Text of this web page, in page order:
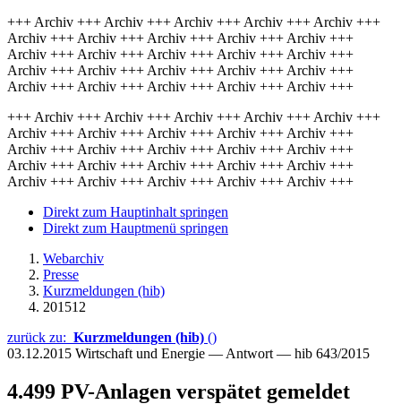
+++ Archiv +++ Archiv +++ Archiv +++ Archiv +++ Archiv +++
Archiv +++ Archiv +++ Archiv +++ Archiv +++ Archiv +++
Archiv +++ Archiv +++ Archiv +++ Archiv +++ Archiv +++
Archiv +++ Archiv +++ Archiv +++ Archiv +++ Archiv +++
Archiv +++ Archiv +++ Archiv +++ Archiv +++ Archiv +++
+++ Archiv +++ Archiv +++ Archiv +++ Archiv +++ Archiv +++
Archiv +++ Archiv +++ Archiv +++ Archiv +++ Archiv +++
Archiv +++ Archiv +++ Archiv +++ Archiv +++ Archiv +++
Archiv +++ Archiv +++ Archiv +++ Archiv +++ Archiv +++
Archiv +++ Archiv +++ Archiv +++ Archiv +++ Archiv +++
Direkt zum Hauptinhalt springen
Direkt zum Hauptmenü springen
Webarchiv
Presse
Kurzmeldungen (hib)
201512
zurück zu: Kurzmeldungen (hib) ()
03.12.2015 Wirtschaft und Energie — Antwort — hib 643/2015
4.499 PV-Anlagen verspätet gemeldet